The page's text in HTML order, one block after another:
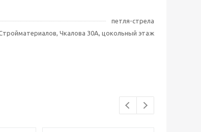
петля-стрела
Чкалова 30А, цокольный этаж